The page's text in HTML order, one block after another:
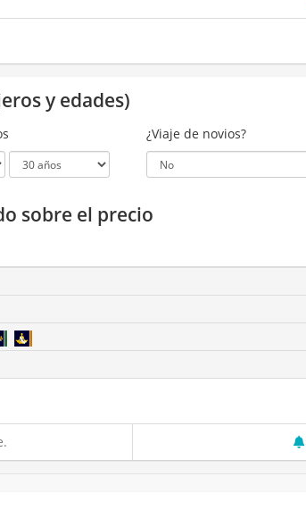
y edades)
¿Viaje de novios?
sobre el precio